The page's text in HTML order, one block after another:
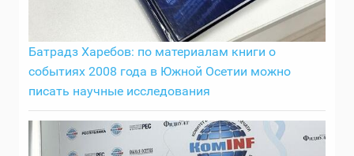
Батрадз Харебов: по материалам книги о
событиях 2008 года в Южной Осетии можно
писать научные исследования